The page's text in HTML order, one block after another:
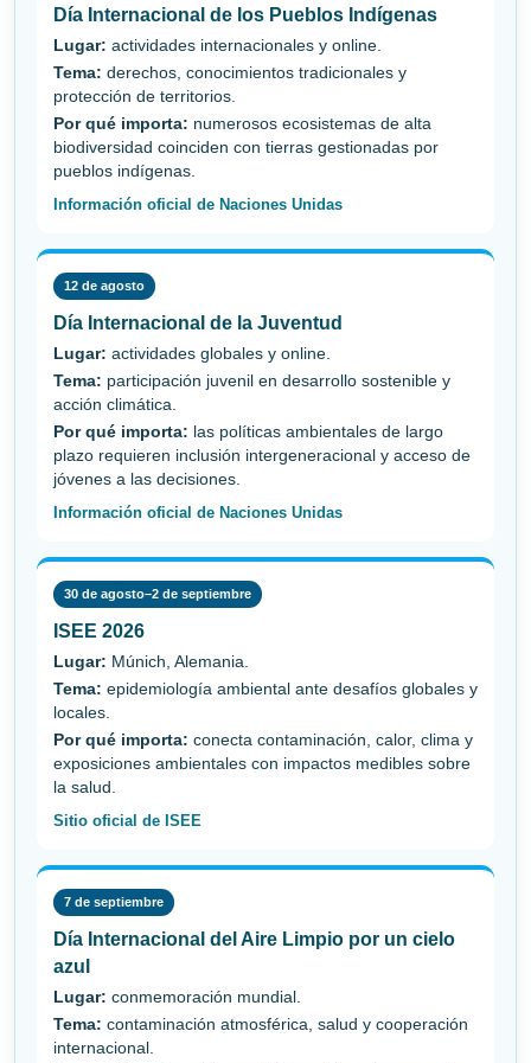
Día Internacional de los Pueblos Indígenas
Lugar: actividades internacionales y online.
Tema: derechos, conocimientos tradicionales y
protección de territorios.
Por qué importa: numerosos ecosistemas de alta
biodiversidad coinciden con tierras gestionadas por
pueblos indígenas.
Información oficial de Naciones Unidas
12 de agosto
Día Internacional de la Juventud
Lugar: actividades globales y online.
Tema: participación juvenil en desarrollo sostenible y
acción climática.
Por qué importa: las políticas ambientales de largo
plazo requieren inclusión intergeneracional y acceso de
jóvenes a las decisiones.
Información oficial de Naciones Unidas
30 de agosto–2 de septiembre
ISEE 2026
Lugar: Múnich, Alemania.
Tema: epidemiología ambiental ante desafíos globales y
locales.
Por qué importa: conecta contaminación, calor, clima y
exposiciones ambientales con impactos medibles sobre
la salud.
Sitio oficial de ISEE
7 de septiembre
Día Internacional del Aire Limpio por un cielo
azul
Lugar: conmemoración mundial.
Tema: contaminación atmosférica, salud y cooperación
internacional.